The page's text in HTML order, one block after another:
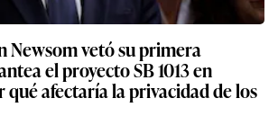
Newsom vetó su primera
el proyecto SB 1013 en
afectaría la privacidad de los